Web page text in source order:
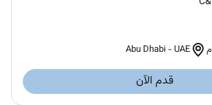
Abu Dhabi -UAE
قدم الآن